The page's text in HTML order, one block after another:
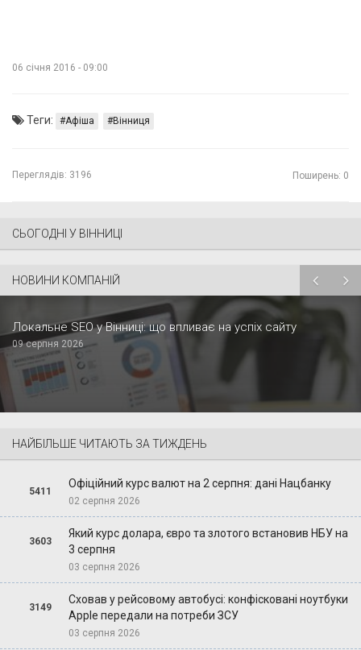
06 січня 2016 - 09:00
Теги: Афіша Вінниця
Переглядів: 3196 Поширень: 0
СЬОГОДНІ У ВІННИЦІ
НОВИНИ КОМПАНІЙ
Локальне SEO у Вінниці: що впливає на успіх сайту
09 серпня 2026
НАЙБІЛЬШЕ ЧИТАЮТЬ ЗА ТИЖДЕНЬ
5411
Офіційний курс валют на 2 серпня: дані Нацбанку
02 серпня 2026
3603
Який курс долара, євро та злотого встановив НБУ на
3 серпня
03 серпня 2026
3149
Сховав у рейсовому автобусі: конфісковані ноутбуки
Apple передали на потреби ЗСУ
03 серпня 2026